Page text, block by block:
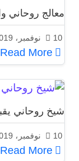
معالج روحاني
10 نوفمبر، 2019
Read More
معالج
شيخ روحاني
10 نوفمبر، 2019
Read More
شيخ روحاني